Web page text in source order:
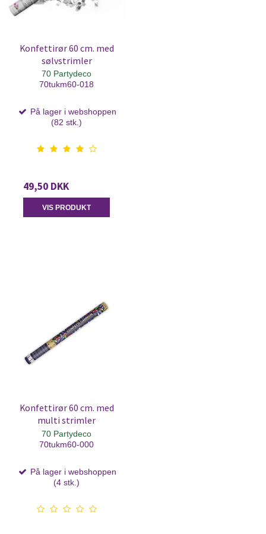
Konfettirør 60 cm. med
sølvstrimler
70 Partydeco
70tukm60-018
På lager i webshoppen
(82 stk.)
49,50 DKK
VIS PRODUKT
Konfettirør 60 cm. med
multi strimler
70 Partydeco
70tukm60-000
På lager i webshoppen
(4 stk.)